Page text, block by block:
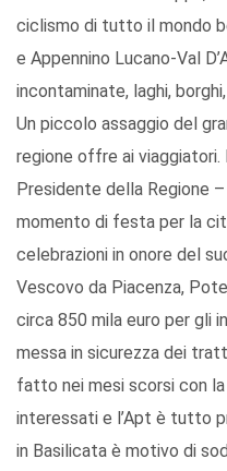
ciclismo di tutto il mondo
e Appennino Lucano-Val
incontaminate, laghi,
Un piccolo assaggio del
regione offre ai viaggiatori.
Presidente della Regione
momento di festa per la
celebrazioni in onore del
Vescovo da Piacenza,
circa 850 mila euro per gli
messa in sicurezza dei
fatto nei mesi scorsi con
interessati e l’Apt è tutto
in Basilicata è motivo di